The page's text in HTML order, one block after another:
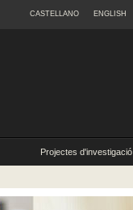
CASTELLANO ENGLISH
Projectes d'investigació